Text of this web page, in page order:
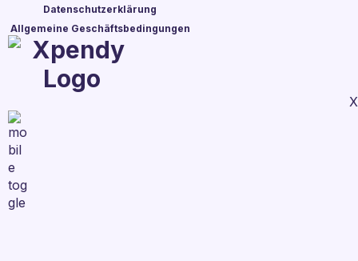
Datenschutzerklärung
Allgemeine Geschäftsbedingungen
X